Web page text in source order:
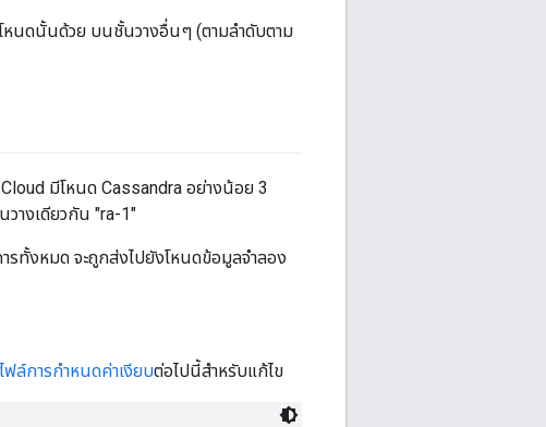
หนดนั้นด้วย บนชั้นวางอื่นๆ (ตามลำดับตาม
มีโหนด Cassandra อย่างน้อย 3
วางเดียวกัน "ra-1"
รทั้งหมด จะถูกส่งไปยังโหนดข้อมูลจำลอง
ไฟล์การกำหนดค่าเงียบต่อไปนี้สำหรับแก้ไข